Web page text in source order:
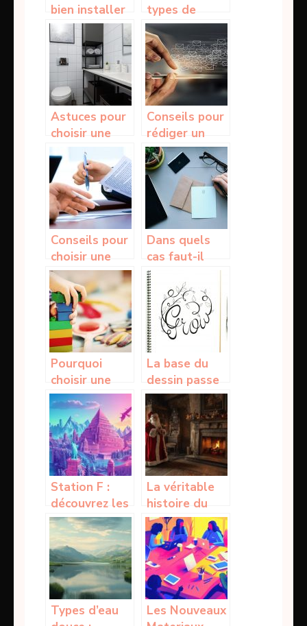
bien installer
un four
encastrable
types de
plaques de
cuisson
Astuces pour
choisir une
cuvette WC
Conseils pour
rédiger un
mail de
candidature
en anglais
Conseils pour
choisir une
assurance
auto
Dans quels
cas faut-il
envoyer une
lettre
recommandée
avec un
accusé
réception ?
Pourquoi
choisir une
crèche pour
les employés
?
La base du
dessin passe
aux crayons
puis au feutre
noir
Station F :
découvrez les
lieux
incontournables
de ce quartier
innovant
parisien
La véritable
histoire du
Père Noël :
des origines
païennes à
Santa Claus
Types d’eau
Les Nouveaux